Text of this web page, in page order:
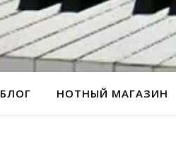
БЛОГ НОТНЫЙ МАГАЗИН